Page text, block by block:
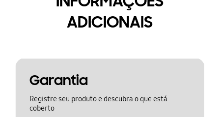
ADICIONAIS
Garantia
Registre seu produto e descubra o que está
coberto